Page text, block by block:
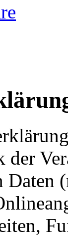
der
Daten